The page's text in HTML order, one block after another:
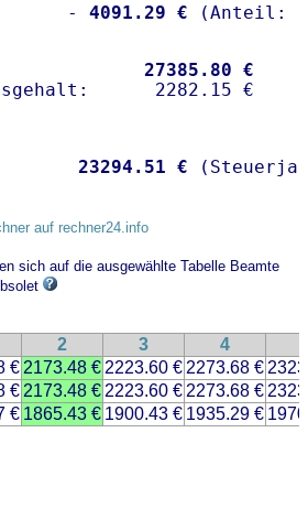
-
4091.29 €
27385.80 €
23294.51 €
auf rechner24.info
sich auf die ausgewählte Tabelle Beamte
2 3 4
€ 2173.48 € 2223.60 € 2273.68 €
€ 2173.48 € 2223.60 € 2273.68 €
€ 1865.43 € 1900.43 € 1935.29 €